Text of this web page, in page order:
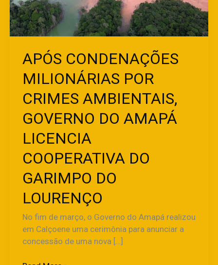
APÓS CONDENAÇÕES
MILIONÁRIAS POR
CRIMES AMBIENTAIS,
GOVERNO DO AMAPÁ
LICENCIA
COOPERATIVA DO
GARIMPO DO
LOURENÇO
No fim de março, o Governo do Amapá realizou
em Calçoene uma cerimônia para anunciar a
concessão de uma nova […]
GOVERNO
DO
AMAPÁ
LICENCIA
COOPERATIVA
DO
GARIMPO
LOURENÇO